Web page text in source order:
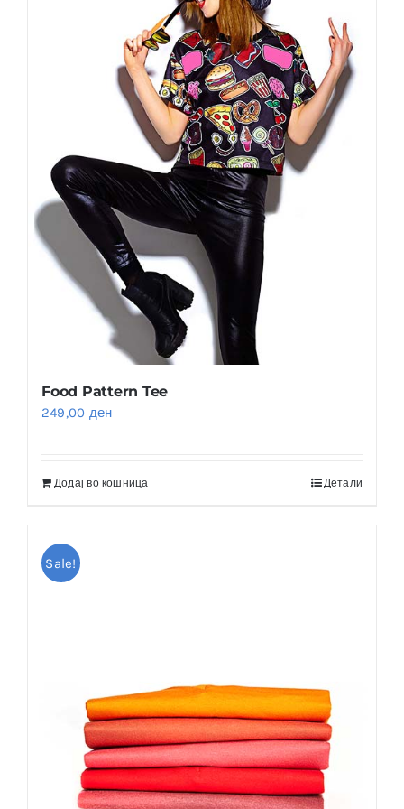
Food Pattern Tee
249,00 ден
Додај во кошница Детали
Sale!